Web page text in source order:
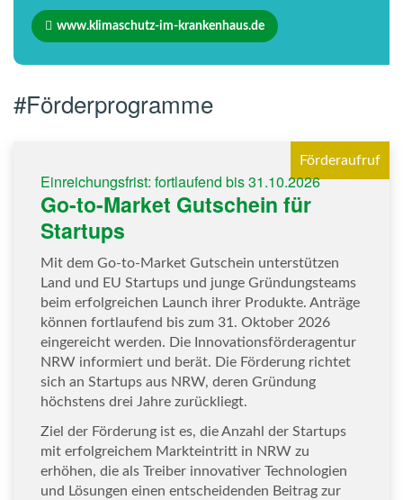
www.klimaschutz-im-krankenhaus.de
#Förderprogramme
Förderaufruf
Einreichungsfrist: fortlaufend bis 31.10.2026
Go-to-Market Gutschein für
Startups
Mit dem Go-to-Market Gutschein unterstützen
Land und EU Startups und junge Gründungsteams
beim erfolgreichen Launch ihrer Produkte. Anträge
können fortlaufend bis zum 31. Oktober 2026
eingereicht werden. Die Innovationsförderagentur
NRW informiert und berät. Die Förderung richtet
sich an Startups aus NRW, deren Gründung
höchstens drei Jahre zurückliegt.
Ziel der Förderung ist es, die Anzahl der Startups
mit erfolgreichem Markteintritt in NRW zu
erhöhen, die als Treiber innovativer Technologien
und Lösungen einen entscheidenden Beitrag zur